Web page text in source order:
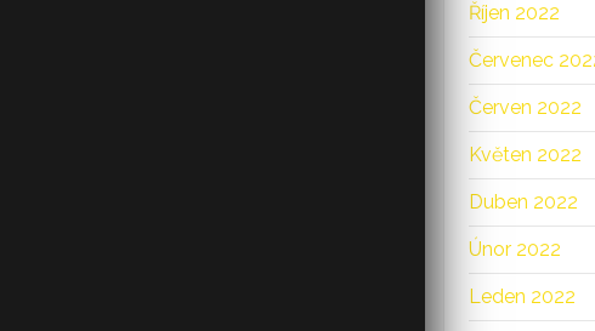
Říjen 2022
Červenec
Červen 2022
Květen 2022
Duben 2022
Únor 2022
Leden 2022